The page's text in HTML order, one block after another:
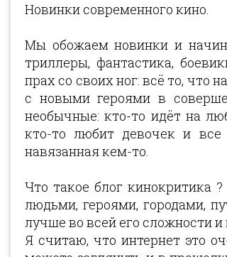
Новинки современного кино.
Мы обожаем новинки и
триллеры, фантастика,
прах со своих ног: всё то, что
с новыми героями в
необычные: кто-то идёт на
кто-то любит девочек и
навязанная кем-то.
Что такое блог кинокритика
людьми, героями, городами,
лучше во всей его сложности
Я считаю, что интернет это